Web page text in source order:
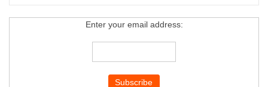
Enter your email address: